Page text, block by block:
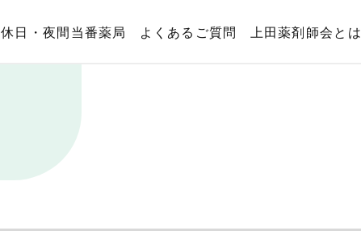
休日・夜間当番薬局 よくあるご質問 上田薬剤師会とは